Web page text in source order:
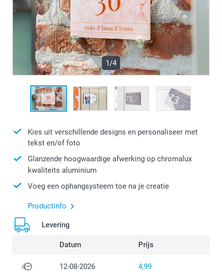
1/4
Kies uit verschillende designs en personaliseer met
tekst en/of foto
Glanzende hoogwaardige afwerking op chromalux
kwaliteits aluminium
Voeg een ophangsysteem toe na je creatie
Productinfo
Levering
Datum Prijs
12-08-2026 4,99